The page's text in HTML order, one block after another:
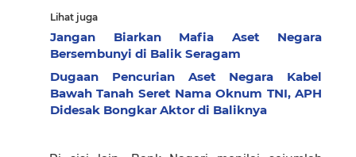
Lihat juga
Jangan Biarkan Mafia Aset Negara
Bersembunyi di Balik Seragam
Dugaan Pencurian Aset Negara Kabel
Bawah Tanah Seret Nama Oknum TNI, APH
Didesak Bongkar Aktor di Baliknya